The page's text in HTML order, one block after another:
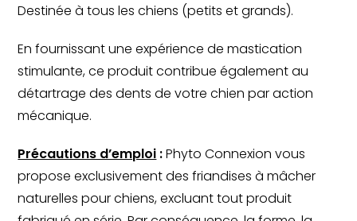
Destinée à tous les chiens (petits et grands).
En fournissant une expérience de mastication
stimulante, ce produit contribue également au
détartrage des dents de votre chien par action
mécanique.
Précautions d’emploi :Phyto Connexion vous
propose exclusivement des friandises à mâcher
naturelles pour chiens, excluant tout produit